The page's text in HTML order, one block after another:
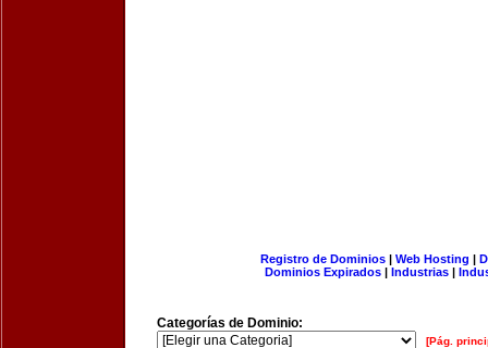
Registro de Dominios| Web Hosting |
Dominios Expirados | Industrias |
Categorías de Dominio:
[Pág.